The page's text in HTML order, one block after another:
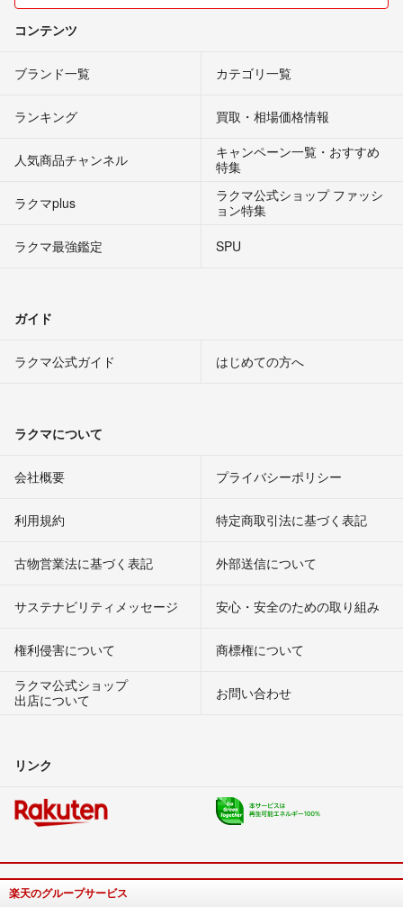
コンテンツ
ブランド一覧 カテゴリ一覧
ランキング 買取・相場価格情報
人気商品チャンネル
キャンペーン一覧・おすすめ
特集
ラクマplus
ラクマ公式ショップ ファッシ
ョン特集
ラクマ最強鑑定
SPU
ガイド
ラクマ公式ガイド はじめての方へ
ラクマについて
会社概要 プライバシーポリシー
利用規約 特定商取引法に基づく表記
古物営業法に基づく表記 外部送信について
サステナビリティメッセージ 安心・安全のための取り組み
権利侵害について
商標権について
ラクマ公式ショップ
出店について
お問い合わせ
リンク
楽天のグループサービス